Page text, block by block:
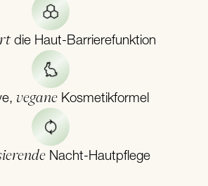
die Haut-Barrierefunktion
vegane Kosmetikformel
Nacht-Hautpflege